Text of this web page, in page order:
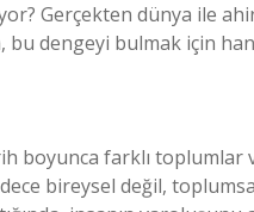
Gerçekten dünya ile
bu dengeyi bulmak için
boyunca farklı toplumlar
bireysel değil,